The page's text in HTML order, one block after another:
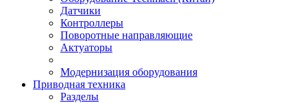
Датчики
Контроллеры
Поворотные направляющие
Актуаторы
Модернизация оборудования
Приводная техника
Разделы